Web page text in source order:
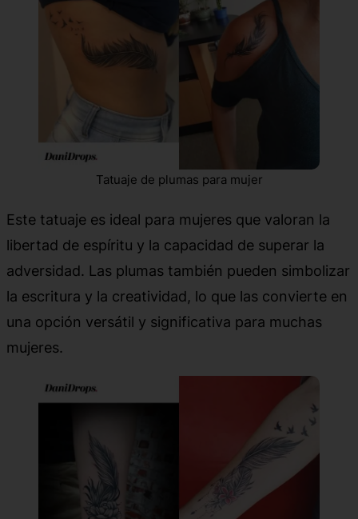
Tatuaje de plumas para mujer
Este tatuaje es ideal para mujeres que valoran la
libertad de espíritu y la capacidad de superar la
adversidad. Las plumas también pueden simbolizar
la escritura y la creatividad, lo que las convierte en
una opción versátil y significativa para muchas
mujeres.